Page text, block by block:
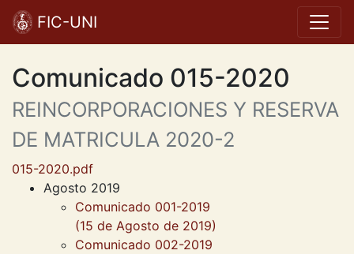
FIC-UNI
Comunicado 015-2020
REINCORPORACIONES Y RESERVA
DE MATRICULA 2020-2
015-2020.pdf
Agosto 2019
Comunicado 001-2019
(15 de Agosto de 2019)
Comunicado 002-2019